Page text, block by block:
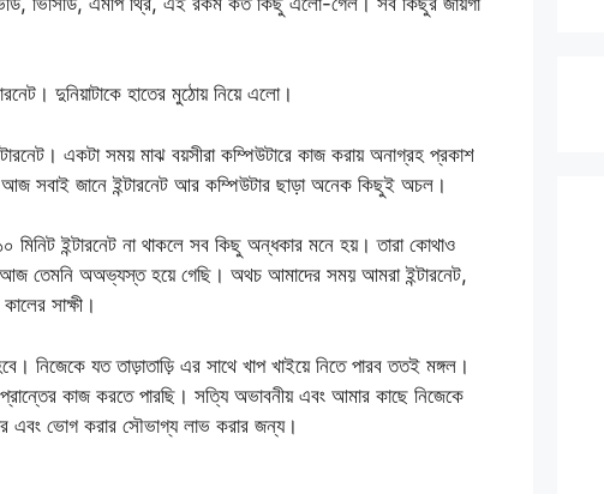
দুনিয়াটাকে হাতের মুঠোয় নিয়ে এলো।
একটা সময় মাঝ বয়সীরা কম্পিউটারে কাজ করায় অনাগ্রহ প্রকাশ
সবাই জানে ইন্টারনেট আর কম্পিউটার ছাড়া অনেক কিছুই অচল।
মিনিট ইন্টারনেট না থাকলে সব কিছু অন্ধকার মনে হয়। তারা কোথাও
তেমনি অঅভ্যস্ত হয়ে গেছি। অথচ আমাদের সময় আমরা ইন্টারনেট,
সাক্ষী।
নিজেকে যত তাড়াতাড়ি এর সাথে খাপ খাইয়ে নিতে পারব ততই মঙ্গল।
কাজ করতে পারছি। সত্যি অভাবনীয় এবং আমার কাছে নিজেকে
এবং ভোগ করার সৌভাগ্য লাভ করার জন্য।